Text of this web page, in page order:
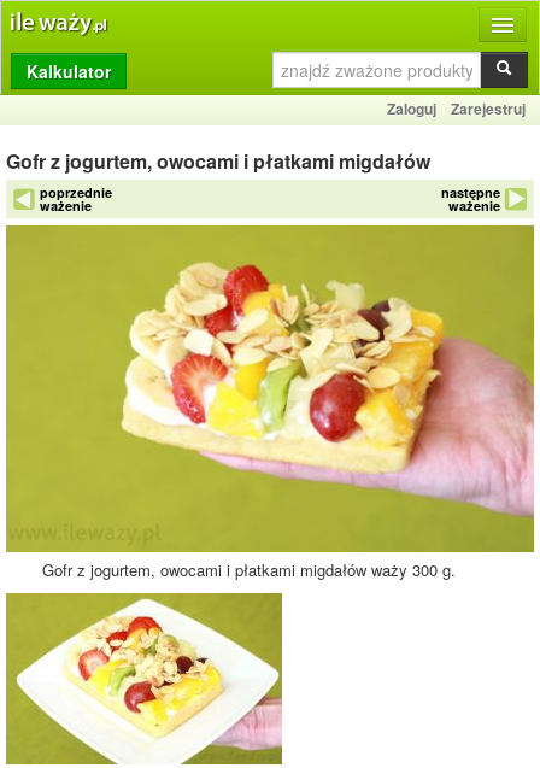
Produkty
Dziennik
Przelicznik
Porównywarka
Kalkulator
Zaloguj Zarejestruj
Gofr z jogurtem, owocami i płatkami migdałów
poprzednie
ważenie
następne
ważenie
Gofr z jogurtem, owocami i płatkami migdałów waży 300 g.